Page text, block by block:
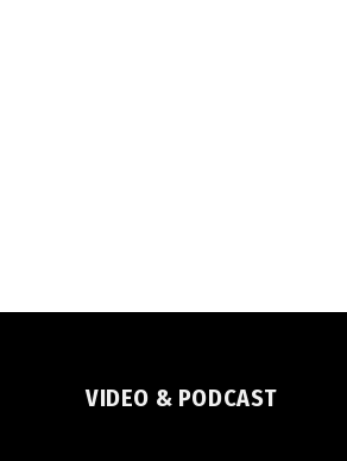
VIDEO & PODCAST